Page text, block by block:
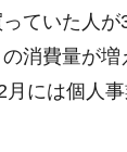
ていた人
消費量が
月には個人